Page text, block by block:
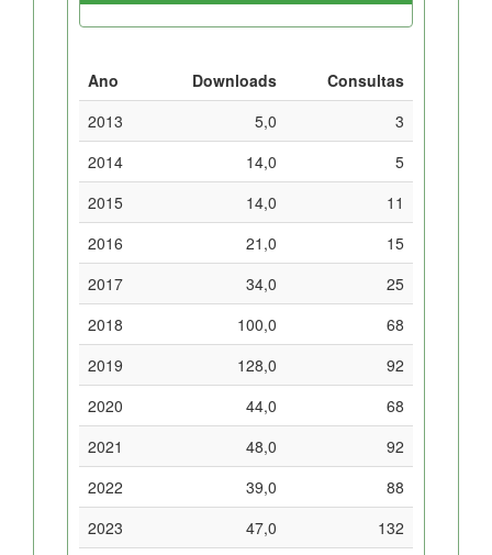
Ano Downloads
Consultas
2013
5,0
3
2014
14,0
5
2015
14,0
11
2016
21,0
15
2017
34,0
25
2018
100,0
68
2019
128,0
92
2020
44,0
68
2021
48,0
92
2022
39,0
88
2023
47,0
132